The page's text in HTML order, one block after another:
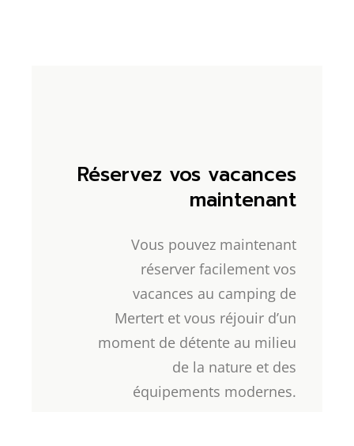
Réservez vos vacances
maintenant
Vous pouvez maintenant
réserver facilement vos
vacances au camping de
Mertert et vous réjouir d’un
moment de détente au milieu
de la nature et des
équipements modernes.